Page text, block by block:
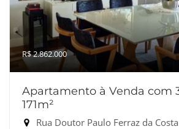
R$ 2.862.000
Apartamento à Venda com
171m²
Rua Doutor Paulo Ferraz da Costa Águiar -